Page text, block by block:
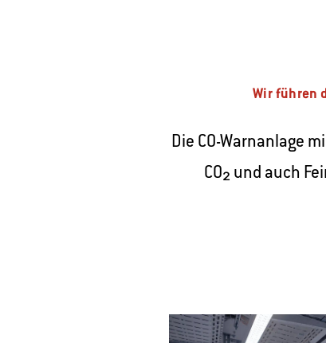
Wir führen
Die CO-Warnanlage
CO₂ und auch